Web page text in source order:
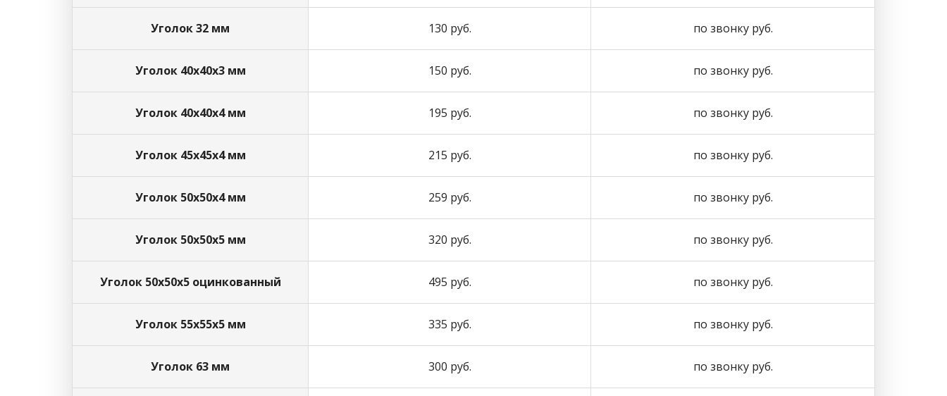
Уголок 32 мм 130 руб. по звонку руб.
Уголок 40х40х3 мм 150 руб. по звонку руб.
Уголок 40х40х4 мм 195 руб. по звонку руб.
Уголок 45х45х4 мм 215 руб. по звонку руб.
Уголок 50х50х4 мм 259 руб. по звонку руб.
Уголок 50х50х5 мм 320 руб. по звонку руб.
Уголок 50х50х5 оцинкованный 495 руб. по звонку руб.
Уголок 55х55х5 мм 335 руб. по звонку руб.
Уголок 63 мм 300 руб. по звонку руб.